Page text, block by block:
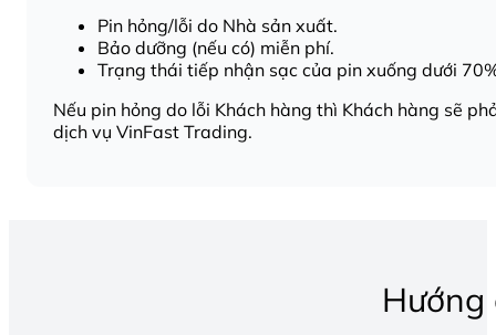
Pin hỏng/lỗi do Nhà sản xuất.
Bảo dưỡng (nếu có) miễn phí.
Trạng thái tiếp nhận sạc của pin xuống dưới
Nếu pin hỏng do lỗi Khách hàng thì Khách hàng sẽ
dịch vụ VinFast Trading.